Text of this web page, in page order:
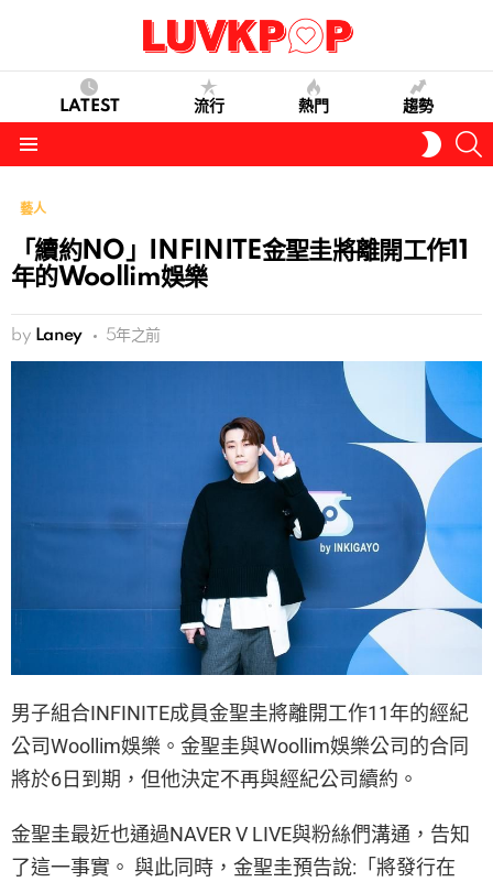
LATEST 流行 熱門 趨勢
SKIN
藝人
「續約NO」INFINITE金聖圭將離開工作11
年的Woollim娛樂
by Laney 5年之前
男子組合INFINITE成員金聖圭將離開工作11年的經紀
公司Woollim娛樂。金聖圭與Woollim娛樂公司的合同
將於6日到期，但他決定不再與經紀公司續約。
金聖圭最近也通過NAVER V LIVE與粉絲們溝通，告知
了這一事實。 與此同時，金聖圭預告說:「將發行在